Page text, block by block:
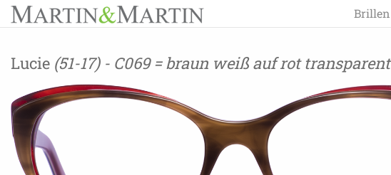
Brillen
Lucie (51-17) - C069 = braun weiß auf rot transparent